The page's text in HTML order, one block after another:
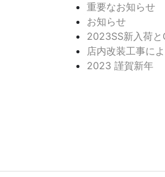
重要なお知らせ
お知らせ
2023SS新入荷と
店内改装工事に
2023 謹賀新年